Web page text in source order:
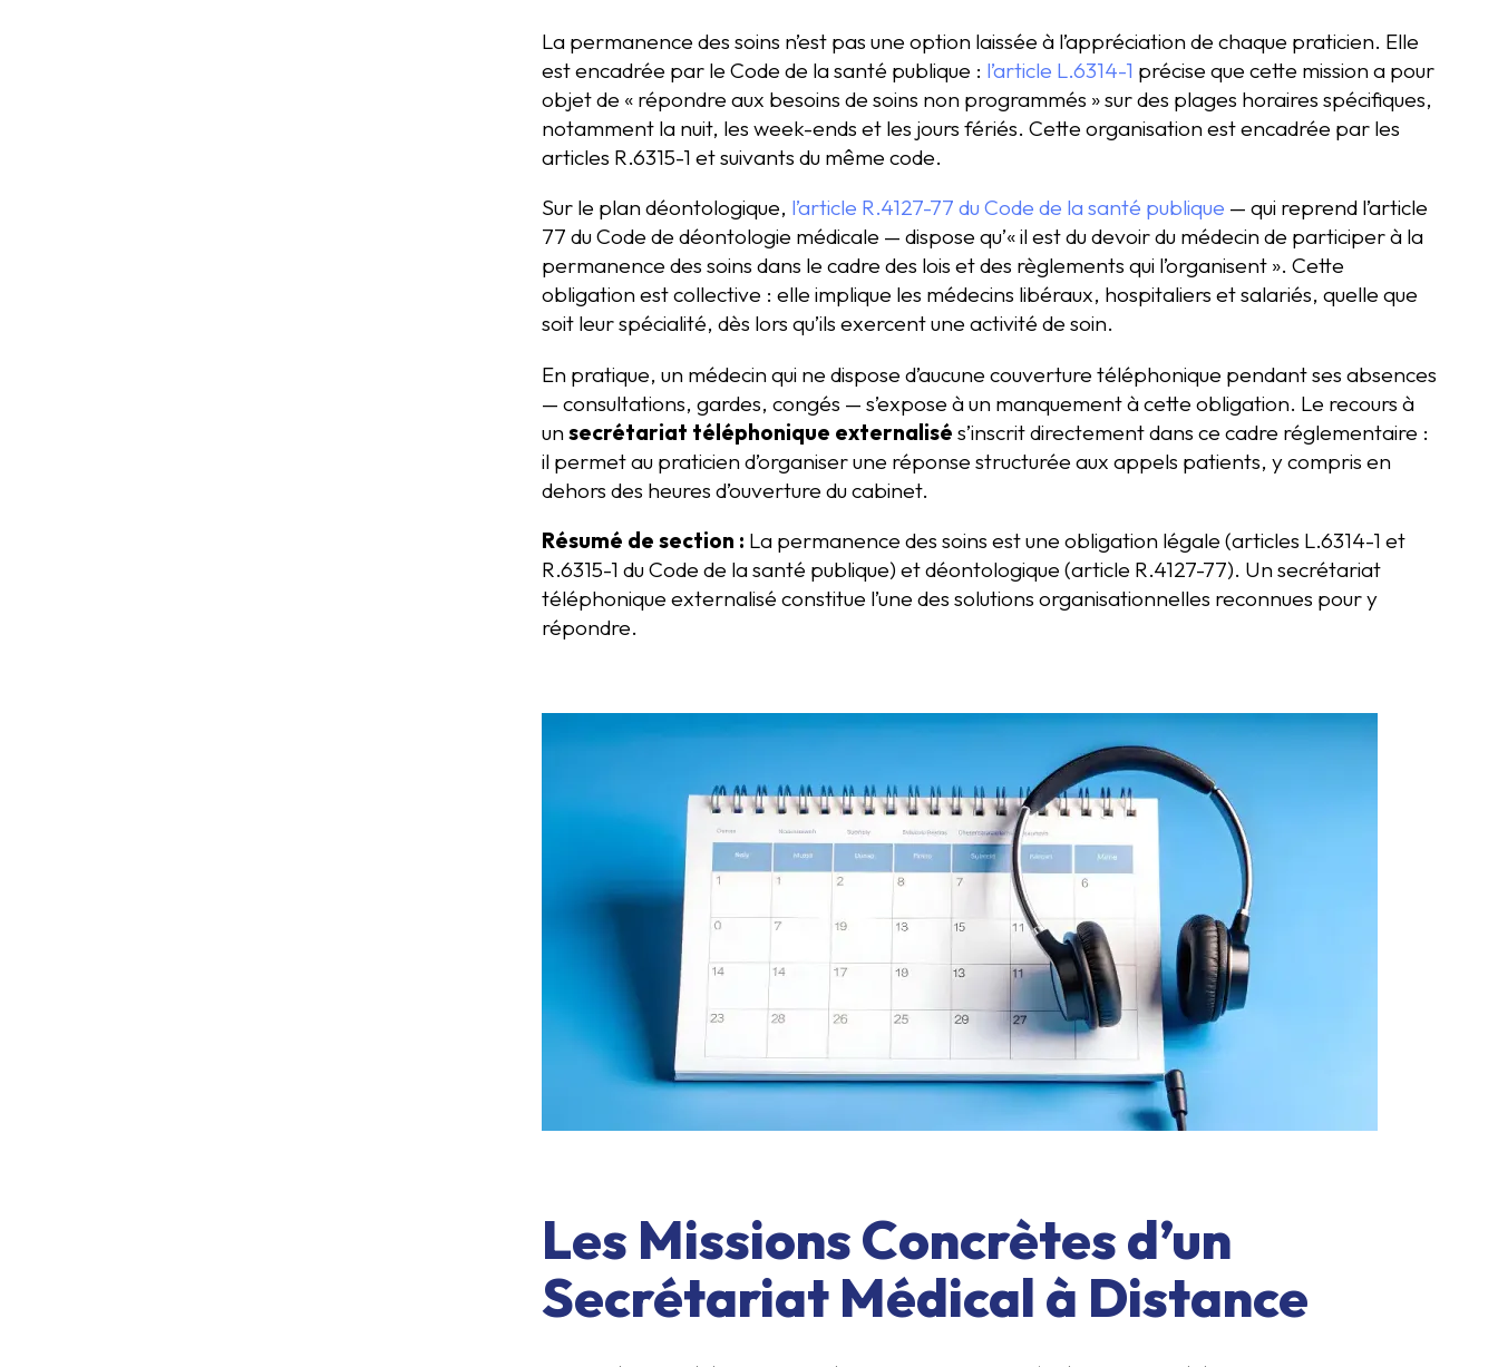
La permanence des soins n’est pas une option laissée à l’appréciation de chaque praticien. Elle
est encadrée par le Code de la santé publique : l’article L.6314-1 précise que cette mission a pour
objet de « répondre aux besoins de soins non programmés » sur des plages horaires spécifiques,
notamment la nuit, les week-ends et les jours fériés. Cette organisation est encadrée par les
articles R.6315-1 et suivants du même code.
Sur le plan déontologique, l’article R.4127-77 du Code de la santé publique — qui reprend l’article
77 du Code de déontologie médicale — dispose qu’« il est du devoir du médecin de participer à la
permanence des soins dans le cadre des lois et des règlements qui l’organisent ». Cette
obligation est collective : elle implique les médecins libéraux, hospitaliers et salariés, quelle que
soit leur spécialité, dès lors qu’ils exercent une activité de soin.
En pratique, un médecin qui ne dispose d’aucune couverture téléphonique pendant ses absences
— consultations, gardes, congés — s’expose à un manquement à cette obligation. Le recours à
unsecrétariat téléphonique externalisé s’inscrit directement dans ce cadre réglementaire :
il permet au praticien d’organiser une réponse structurée aux appels patients, y compris en
dehors des heures d’ouverture du cabinet.
Résumé de section : La permanence des soins est une obligation légale (articles L.6314-1 et
R.6315-1 du Code de la santé publique) et déontologique (article R.4127-77). Un secrétariat
téléphonique externalisé constitue l’une des solutions organisationnelles reconnues pour y
répondre.
Les Missions Concrètes d’un
Secrétariat Médical à Distance